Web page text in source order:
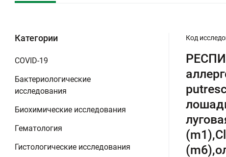
Категории
COVID-19
Бактериологические
исследования
Биохимические исследования
Гематология
Гистологические исследования
Код